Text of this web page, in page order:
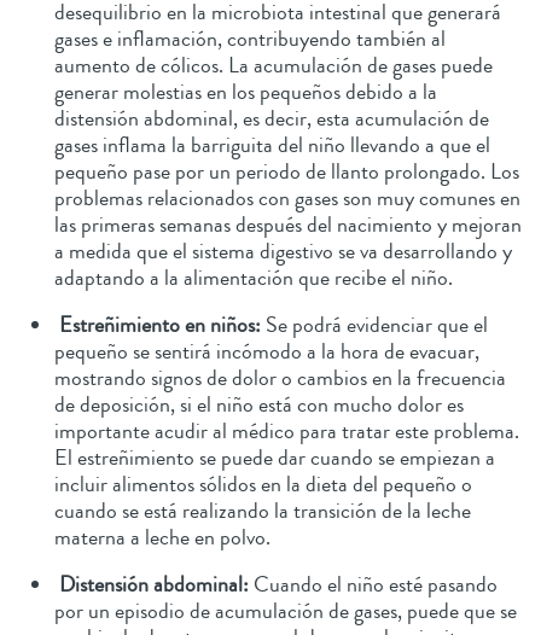
desequilibrio en la microbiota intestinal que generará
gases e inflamación, contribuyendo también al
aumento de cólicos. La acumulación de gases puede
generar molestias en los pequeños debido a la
distensión abdominal, es decir, esta acumulación de
gases inflama la barriguita del niño llevando a que el
pequeño pase por un periodo de llanto prolongado. Los
problemas relacionados con gases son muy comunes en
las primeras semanas después del nacimiento y mejoran
a medida que el sistema digestivo se va desarrollando y
adaptando a la alimentación que recibe el niño.
Estreñimiento en niños: Se podrá evidenciar que el
pequeño se sentirá incómodo a la hora de evacuar,
mostrando signos de dolor o cambios en la frecuencia
de deposición, si el niño está con mucho dolor es
importante acudir al médico para tratar este problema.
El estreñimiento se puede dar cuando se empiezan a
incluir alimentos sólidos en la dieta del pequeño o
cuando se está realizando la transición de la leche
materna a leche en polvo.
Distensión abdominal: Cuando el niño esté pasando
por un episodio de acumulación de gases, puede que se